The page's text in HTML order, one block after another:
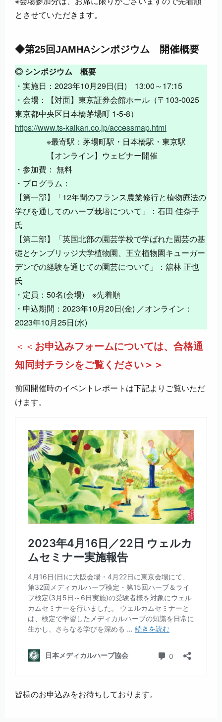
とさせていただきます。
◆第25回JAMHAシンポジウム 開催概要
◎ シンポジウム 概要
・実施日：2023年10月29日(日) 13:00～17:15
・会場：【対面】東京証券会館ホール（〒103-0025
東京都中央区日本橋茅場町 1-5-8）
https://www.ts-kaikan.co.jp/accessmap.html
※最寄駅：茅場町駅・日本橋駅・東京駅
【オンライン】ウェビナー開催
・参加費： 無料
・プログラム：
【第一部】「12年間のフランス農業修行と植物療法の
学びを通してのハーブ栽培について」：石田 佳奈子
氏
【第二部】「英国北部の園芸学校で学ばれた園芸の基
礎とケンブリッジ大学植物園、王立植物園キューガー
デンでの経験を通じての園芸について」：舘林 正也
氏
・定員：50名(会場) ※先着順
・申込期間：2023年10月20日(金) ／オンライン：
2023年10月25日(水)
＜＜ お申込みフォームについては、合格通
知同封チラシをご覧ください＞＞
前回開催時のイベントレポートは下記よりご覧いただ
けます。
皆様のお申込みをお待ちしております。